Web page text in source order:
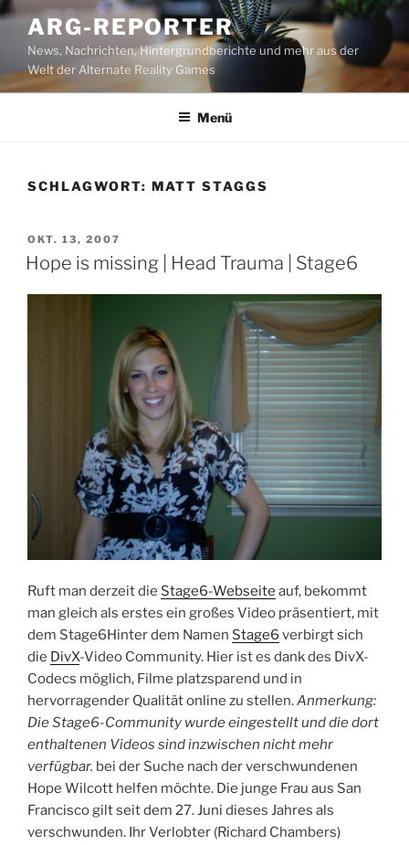
Zum
Inhalt
springen
ARG-REPORTER
News, Nachrichten, Hintergrundberichte und mehr aus der
Welt der Alternate Reality Games
Menü
SCHLAGWORT: MATT STAGGS
VERÖFFENTLICHT
AM
OKT. 13, 2007
Hope is missing | Head Trauma | Stage6
Ruft man derzeit die Stage6-Webseite auf, bekommt
man gleich als erstes ein großes Video präsentiert, mit
dem Stage6Hinter dem Namen Stage6 verbirgt sich
die DivX-Video Community. Hier ist es dank des DivX-
Codecs möglich, Filme platzsparend und in
hervorragender Qualität online zu stellen.Anmerkung:
Die Stage6-Community wurde eingestellt und die dort
enthaltenen Videos sind inzwischen nicht mehr
verfügbar. bei der Suche nach der verschwundenen
Hope Wilcott helfen möchte. Die junge Frau aus San
Francisco gilt seit dem 27. Juni dieses Jahres als
verschwunden. Ihr Verlobter (Richard Chambers)